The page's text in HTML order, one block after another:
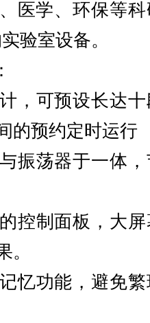
医学、环保等
验室设备。
，可预设长达
的预约定时运行
振荡器于一体
控制面板，大
。
忆功能，避免